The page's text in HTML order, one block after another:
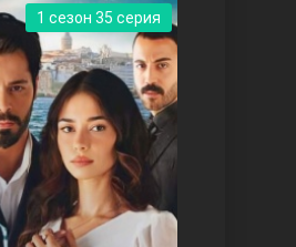
холм
1 сезон 35 серия